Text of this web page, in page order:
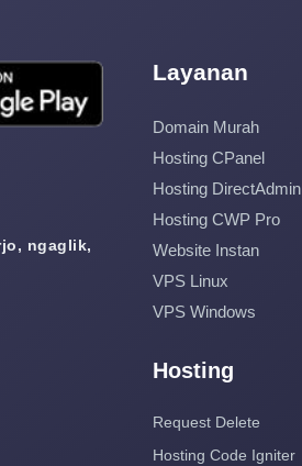
ngaglik,
Layanan
Domain Murah
Hosting CPanel
Hosting DirectAdmin
Hosting CWP Pro
Website Instan
VPS Linux
VPS Windows
Hosting
Request Delete
Hosting Code Igniter